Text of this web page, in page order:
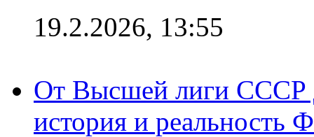
19.2.2026, 13:55
От Высшей лиги СССР
история и реальность